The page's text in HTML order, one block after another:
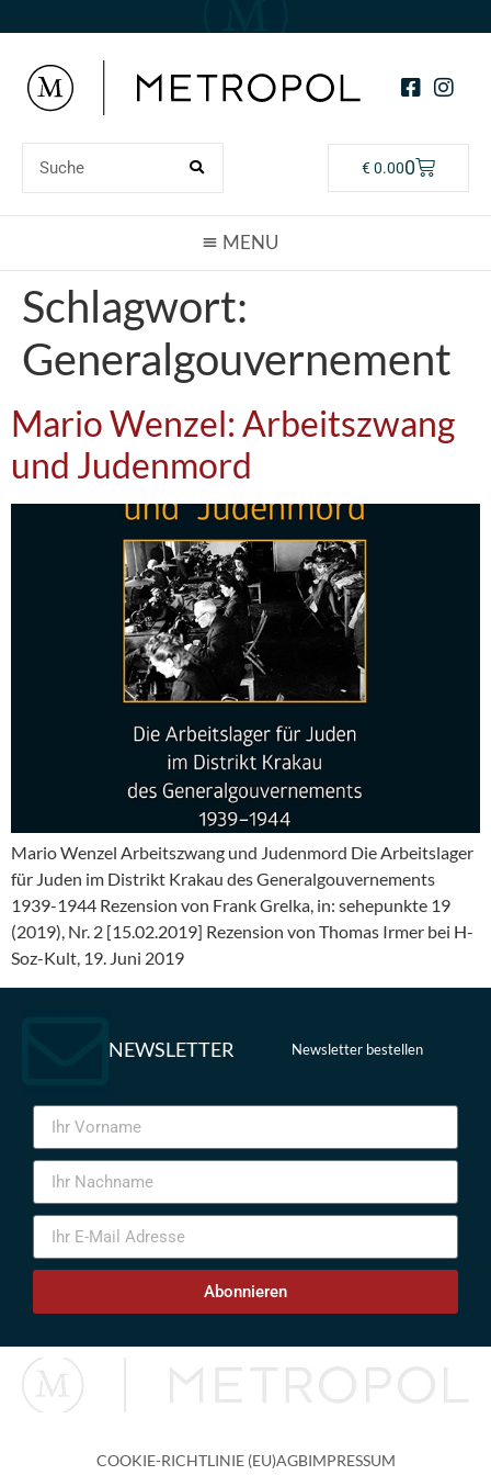
€0.000
Schlagwort:
Generalgouvernement
Mario Wenzel: Arbeitszwang
und Judenmord
Mario Wenzel Arbeitszwang und Judenmord Die Arbeitslager
für Juden im Distrikt Krakau des Generalgouvernements
1939-1944 Rezension von Frank Grelka, in: sehepunkte 19
(2019), Nr. 2 [15.02.2019] Rezension von Thomas Irmer bei H-
Soz-Kult, 19. Juni 2019
NEWSLETTER Newsletter bestellen
Abonnieren
COOKIE-RICHTLINIE (EU)AGBIMPRESSUM